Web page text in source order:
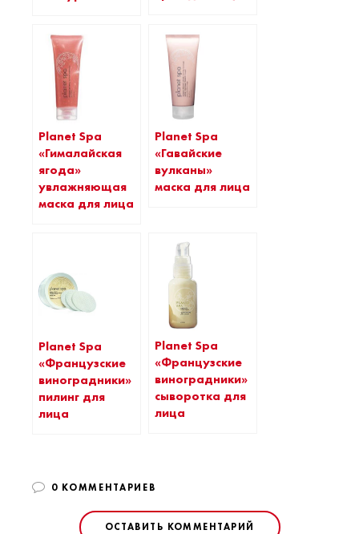
Planet Spa
«Гималайская
ягода»
увлажняющая
маска для лица
Planet Spa
«Гавайские
вулканы»
маска для лица
Planet Spa
«Французские
виноградники»
пилинг для
лица
Planet Spa
«Французские
виноградники»
сыворотка для
лица
0 КОММЕНТАРИЕВ
ОСТАВИТЬ КОММЕНТАРИЙ